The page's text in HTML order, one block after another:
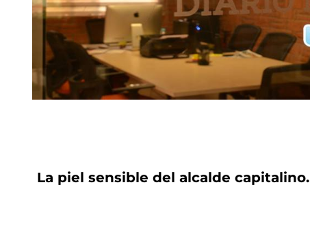
La piel sensible del alcalde capitalino.